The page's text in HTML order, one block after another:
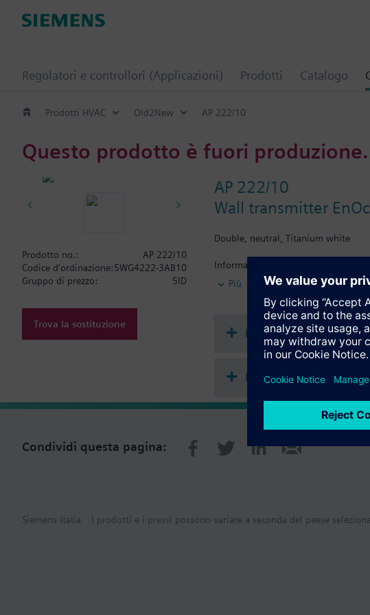
Regolatori e controllori (Applicazioni) Prodotti Catalogo
Prodotti HVAC Old2New AP 222/10
Questo prodotto è fuori produzione.
AP 222/10
Wall transmitter
Double, neutral, Titanium white
Informazioni aggiuntive
The accompanying design frame,
Più
Prodotto no.:
AP 222/10
Codice d'ordinazione:5WG4222-3AB10
Gruppo di prezzo:
5ID
Trova la sostituzione
Documenti
Riepilogo Tecnico
Condividi questa pagina:
Siemens Italia I prodotti e i pressi possono variare a seconda del paese